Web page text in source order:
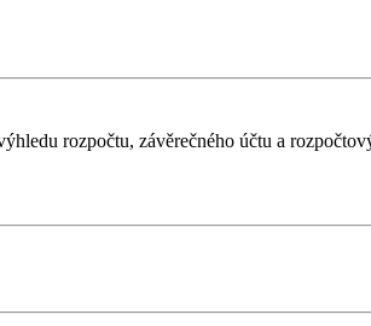
rozpočtu, závěrečného účtu a